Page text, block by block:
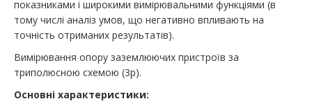
показниками і широкими вимірювальними функціями (в
тому числі аналіз умов, що негативно впливають на
точність отриманих результатів).
Вимірювання опору заземлюючих пристроїв за
триполюсною схемою (3p).
Основні характеристики: